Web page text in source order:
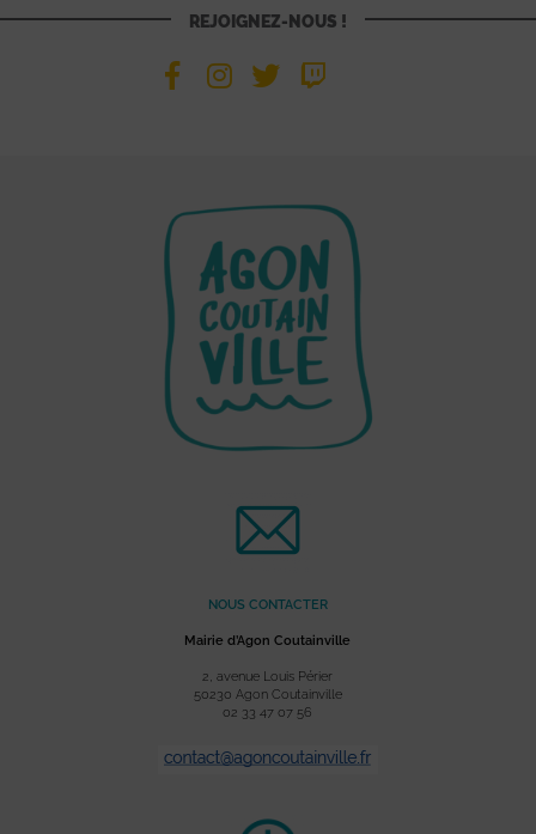
REJOIGNEZ-NOUS !
NOUS CONTACTER
Mairie d’Agon Coutainville
2, avenue Louis Périer
50230 Agon Coutainville
02 33 47 07 56